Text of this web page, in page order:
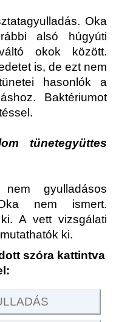
Oka
alsó húgyúti
okok között.
is, de ezt nem
hasonlók a
Baktériumot
tünetegyüttes
gyulladásos
nem ismert.
A vett vizsgálati
ki.
szóra kattintva